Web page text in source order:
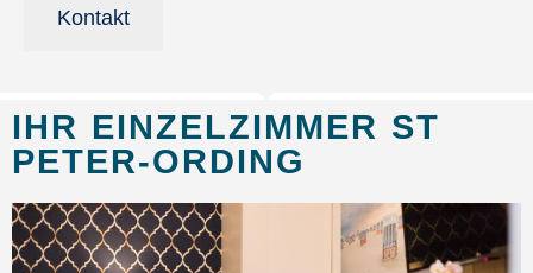
Kontakt
IHR EINZELZIMMER ST
PETER-ORDING